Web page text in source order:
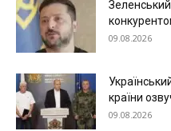
Київ
Україна
09.08.2026
країни
09.08.2026